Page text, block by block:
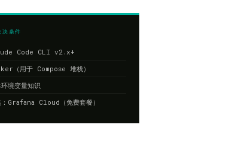
条件
Code CLI v2.x+
（用于 Compose 堆栈）
境变量知识
：Grafana Cloud（免费套餐）